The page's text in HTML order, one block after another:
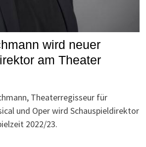
wird neuer
am Theater
Theaterregisseur für
und Oper wird Schauspieldirektor
2022/23.